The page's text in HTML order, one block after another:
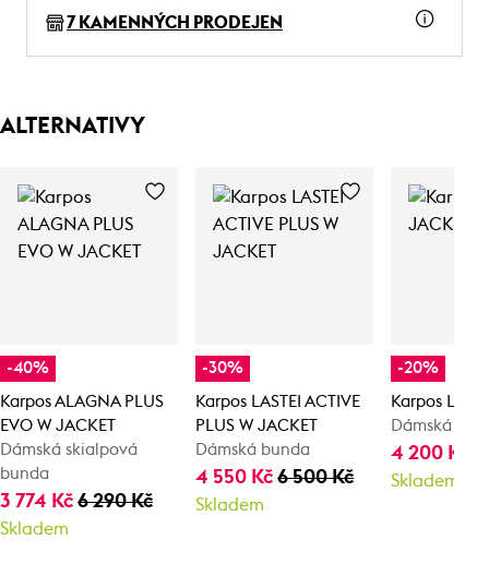
7 KAMENNÝCH PRODEJEN
ALTERNATIVY
-40%
Karpos ALAGNA PLUS
EVO W JACKET
Dámská skialpová
bunda
3 774 Kč 6 290 Kč
Skladem
-30%
Karpos LASTEI ACTIVE
PLUS W JACKET
Dámská bunda
4 550 Kč6 500 Kč
Skladem
-20%
Karpos
Dámská
4 200 Kč
Skladem